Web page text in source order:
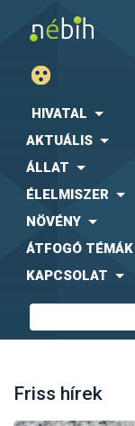
HIVATAL
AKTUÁLIS
ÁLLAT
ÉLELMISZER
NÖVÉNY
ÁTFOGÓ TÉMÁK
KAPCSOLAT
Friss hírek